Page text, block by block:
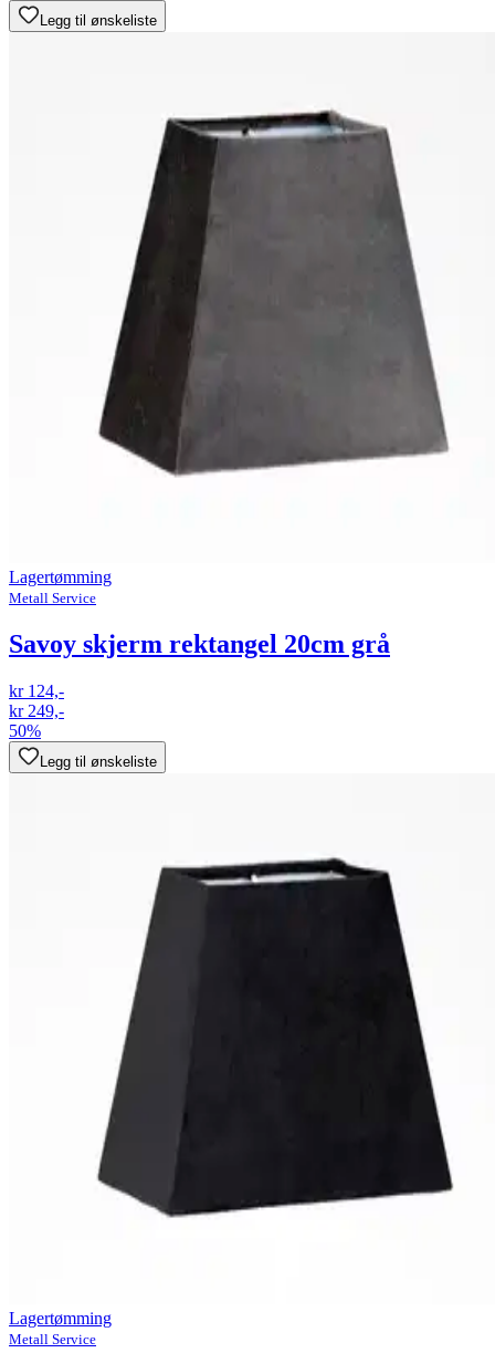
Legg til ønskeliste
Lagertømming
Metall Service
Savoy skjerm rektangel 20cm grå
kr 124,-
kr 249,-
50%
Legg til ønskeliste
Lagertømming
Metall Service